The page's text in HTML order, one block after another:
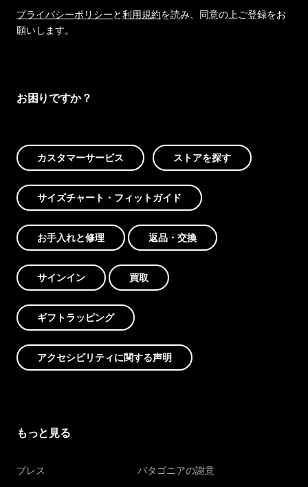
プライバシーポリシーと利用規約を読み、同意の上ご登録をお
願いします。
お困りですか？
カスタマーサービス ストアを探す
サイズチャート・フィットガイド
お手入れと修理 返品・交換
サインイン 買取
ギフトラッピング
アクセシビリティに関する声明
もっと見る
プレス パタゴニアの謝意